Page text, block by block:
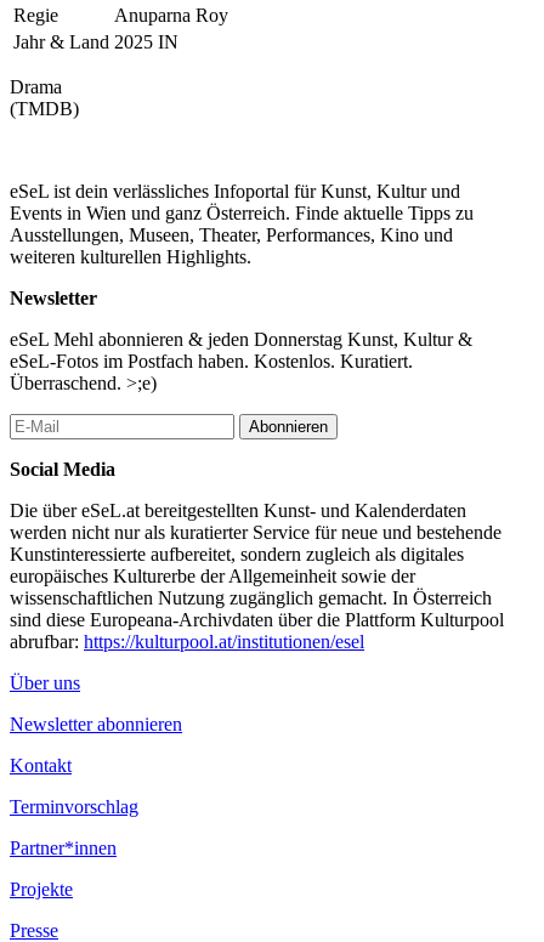
Regie
Anuparna Roy
Jahr & Land 2025 IN
Drama
(TMDB)
eSeL ist dein verlässliches Infoportal für Kunst, Kultur und
Events in Wien und ganz Österreich. Finde aktuelle Tipps zu
Ausstellungen, Museen, Theater, Performances, Kino und
weiteren kulturellen Highlights.
Newsletter
eSeL Mehl abonnieren & jeden Donnerstag Kunst, Kultur &
eSeL-Fotos im Postfach haben. Kostenlos. Kuratiert.
Überraschend. >;e)
Abonnieren
Social Media
Die über eSeL.at bereitgestellten Kunst- und Kalenderdaten
werden nicht nur als kuratierter Service für neue und bestehende
Kunstinteressierte aufbereitet, sondern zugleich als digitales
europäisches Kulturerbe der Allgemeinheit sowie der
wissenschaftlichen Nutzung zugänglich gemacht. In Österreich
sind diese Europeana-Archivdaten über die Plattform Kulturpool
abrufbar: https://kulturpool.at/institutionen/esel
Über uns
Newsletter abonnieren
Kontakt
Terminvorschlag
Partner*innen
Projekte
Presse